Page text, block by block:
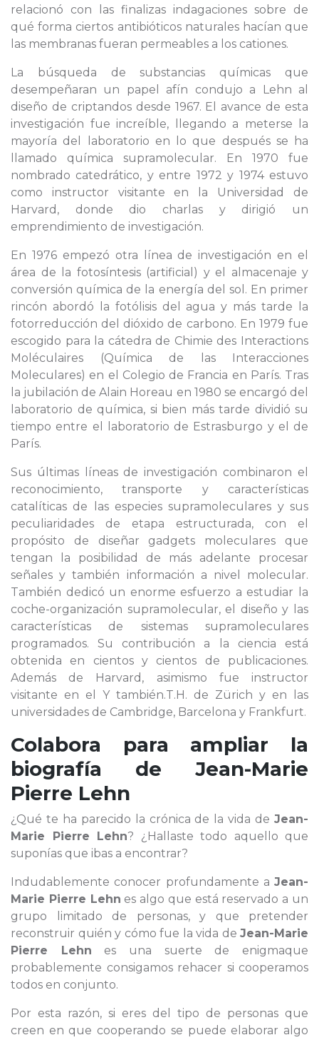
relacionó con las finalizas indagaciones sobre de
qué forma ciertos antibióticos naturales hacían que
las membranas fueran permeables a los cationes.
La búsqueda de substancias químicas que
desempeñaran un papel afín condujo a Lehn al
diseño de criptandos desde 1967. El avance de esta
investigación fue increíble, llegando a meterse la
mayoría del laboratorio en lo que después se ha
llamado química supramolecular. En 1970 fue
nombrado catedrático, y entre 1972 y 1974 estuvo
como instructor visitante en la Universidad de
Harvard, donde dio charlas y dirigió un
emprendimiento de investigación.
En 1976 empezó otra línea de investigación en el
área de la fotosíntesis (artificial) y el almacenaje y
conversión química de la energía del sol. En primer
rincón abordó la fotólisis del agua y más tarde la
fotorreducción del dióxido de carbono. En 1979 fue
escogido para la cátedra de Chimie des Interactions
Moléculaires (Química de las Interacciones
Moleculares) en el Colegio de Francia en París. Tras
la jubilación de Alain Horeau en 1980 se encargó del
laboratorio de química, si bien más tarde dividió su
tiempo entre el laboratorio de Estrasburgo y el de
París.
Sus últimas líneas de investigación combinaron el
reconocimiento, transporte y características
catalíticas de las especies supramoleculares y sus
peculiaridades de etapa estructurada, con el
propósito de diseñar gadgets moleculares que
tengan la posibilidad de más adelante procesar
señales y también información a nivel molecular.
También dedicó un enorme esfuerzo a estudiar la
coche-organización supramolecular, el diseño y las
características de sistemas supramoleculares
programados. Su contribución a la ciencia está
obtenida en cientos y cientos de publicaciones.
Además de Harvard, asimismo fue instructor
visitante en el Y también.T.H. de Zürich y en las
universidades de Cambridge, Barcelona y Frankfurt.
Colabora para ampliar la
biografía de Jean-Marie
Pierre Lehn
¿Qué te ha parecido la crónica de la vida de Jean-
Marie Pierre Lehn? ¿Hallaste todo aquello que
suponías que ibas a encontrar?
Indudablemente conocer profundamente a Jean-
Marie Pierre Lehn es algo que está reservado a un
grupo limitado de personas, y que pretender
reconstruir quién y cómo fue la vida de Jean-Marie
Pierre Lehn es una suerte de enigmaque
probablemente consigamos rehacer si cooperamos
todos en conjunto.
Por esta razón, si eres del tipo de personas que
creen en que cooperando se puede elaborar algo